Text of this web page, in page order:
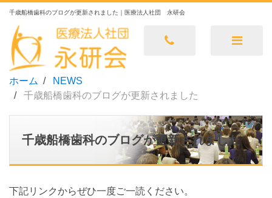
千歳船橋歯科のブログが更新されました｜医療法人社団 永研会
ホーム
NEWS
千歳船橋歯科のブログが更新されました
千歳船橋歯科のブログが更新されました
下記リンクからぜひ一度ご一読ください。